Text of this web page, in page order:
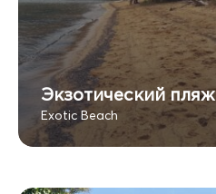
Экзотический пляж
Exotic Beach